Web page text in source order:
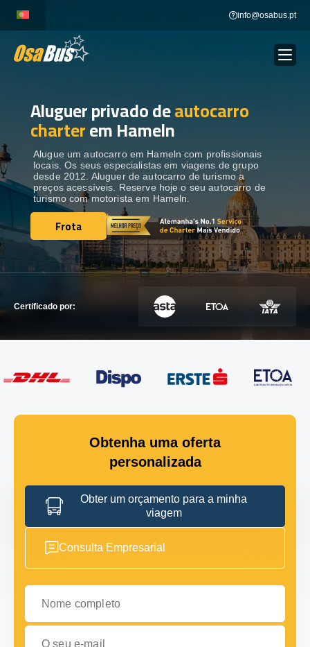
content
info@osabus.pt
ALUGUER DE AUTOCARROS
DESTINOS
FROTA
ENTRE EM CONTACTO
ENTRE EM CONTACTO
Aluguer privado deautocarro
charterem Hameln
Alugue um autocarro em Hameln com profissionais
locais. Os seus especialistas em viagens de grupo
desde 2012. Aluguer de autocarro de turismo a
preços acessíveis. Reserve hoje o seu autocarro de
turismo com motorista em Hameln.
Frota
Frota
Certificado por:
Obtenha uma oferta
personalizada
Obter um orçamento para a minha
viagem
Consulta Empresarial
Nome completo
O seu e-mail